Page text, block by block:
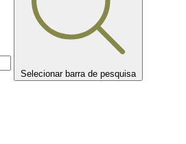
Selecionar barra de pesquisa